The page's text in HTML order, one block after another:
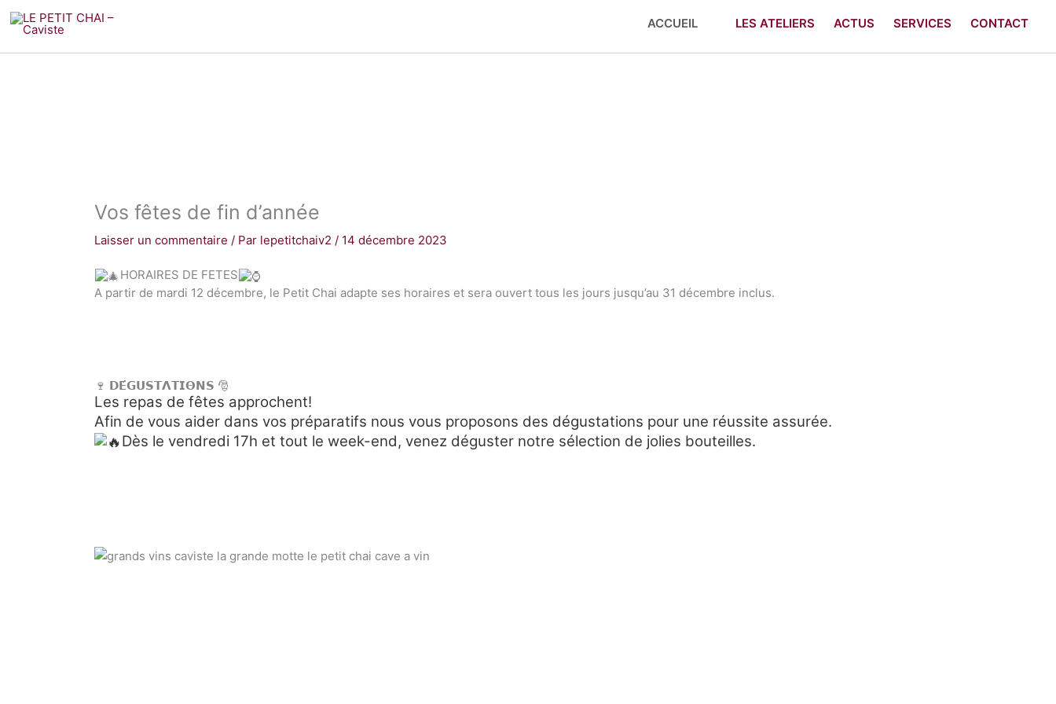
Aller
au
ACCUEIL LES ATELIERS ACTUS SERVICES CONTACT
Vos fêtes de fin d’année
Laisser un commentaire / Par lepetitchaiv2/ 14 décembre 2023
HORAIRES DE FETES
A partir de mardi 12 décembre, le Petit Chai adapte ses horaires et sera ouvert tous les jours jusqu’au 31 décembre inclus.
🍷 𝗗𝗘́𝗚𝗨𝗦𝗧𝝠𝗧𝗜𝝝𝗡𝗦 🎅
Les repas de fêtes approchent!
Afin de vous aider dans vos préparatifs nous vous proposons des dégustations pour une réussite assurée.
Dès le vendredi 17h et tout le week-end, venez déguster notre sélection de jolies bouteilles.